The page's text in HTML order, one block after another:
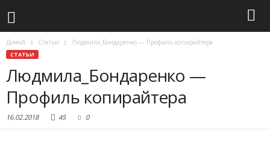
Домой Статьи Людмила_Бондаренко — Профиль копирайтера
СТАТЬИ
Людмила_Бондаренко —
Профиль копирайтера
16.02.2018 45 0